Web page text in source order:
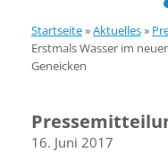
Startseite»Aktuelles»
Erstmals Wasser im
Geneicken
16. Juni 2017